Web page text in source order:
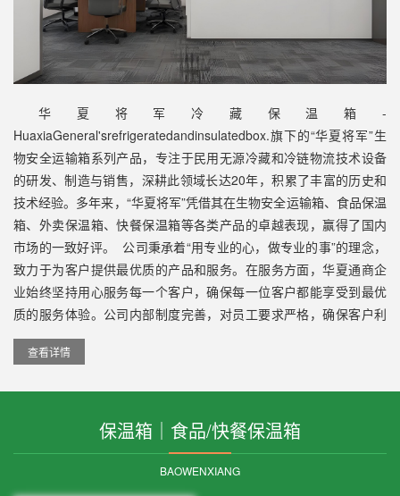
华夏将军冷藏保温箱-
HuaxiaGeneral'srefrigeratedandinsulatedbox.旗下的“华夏将军”生
物安全运输箱系列产品，专注于民用无源冷藏和冷链物流技术设备
的研发、制造与销售，深耕此领域长达20年，积累了丰富的历史和
技术经验。多年来，“华夏将军”凭借其在生物安全运输箱、食品保温
箱、外卖保温箱、快餐保温箱等各类产品的卓越表现，赢得了国内
市场的一致好评。 公司秉承着“用专业的心，做专业的事”的理念，
致力于为客户提供最优质的产品和服务。在服务方面，华夏通商企
业始终坚持用心服务每一个客户，确保每一位客户都能享受到最优
质的服务体验。公司内部制度完善，对员工要求严格，确保客户利
益不受损害。同时，华夏通商企业还非常注重员工的培训和发展，
通过全面系统的培训体系和外出培训等方式提升员工的业务能力和
生物安全运输箱是公司的核心产品，涵盖了UN2814A类、UN3373B
类标本转运箱、便携式疫苗冷藏箱等多种类型。这些...
查看详情
保温箱｜食品/快餐保温箱
BAOWENXIANG